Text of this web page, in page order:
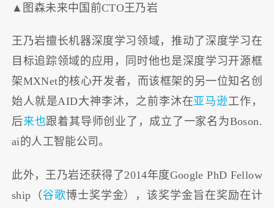
▲图森未来中国前CTO王乃岩
王乃岩擅长机器深度学习领域，推动了深度学习在
目标追踪领域的应用，同时他也是深度学习开源框
架MXNet的核心开发者，而该框架的另一位知名创
始人就是AID大神李沐，之前李沐在亚马逊工作，
后来也跟着其导师创业了，成立了一家名为Boson.
ai的人工智能公司。
此外，王乃岩还获得了2014年度Google PhD Fellow
ship（谷歌博士奖学金），该奖学金旨在奖励在计